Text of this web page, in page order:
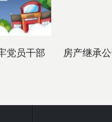
党员干部
房产继承